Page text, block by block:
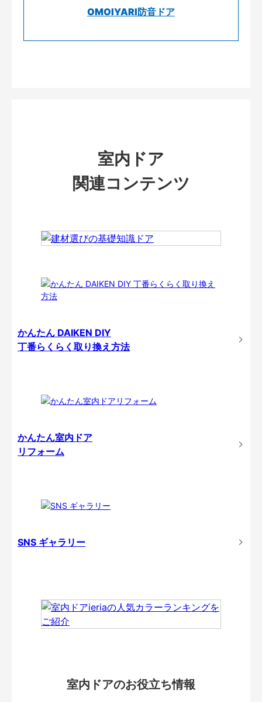
OMOIYARI防音ドア
室内ドア
関連コンテンツ
かんたん DAIKEN DIY
丁番らくらく取り換え方法
かんたん室内ドア
リフォーム
SNS ギャラリー
室内ドアのお役立ち情報